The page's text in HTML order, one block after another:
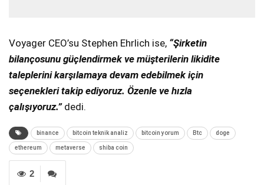
Voyager CEO’su Stephen Ehrlich ise, “Şirketin
bilançosunu güçlendirmek ve müşterilerin likidite
taleplerini karşılamaya devam edebilmek için
seçenekleri takip ediyoruz. Özenle ve hızla
çalışıyoruz.” dedi.
binance bitcoin teknik analiz bitcoin yorum Btc doge
ethereum metaverse shiba coin
2